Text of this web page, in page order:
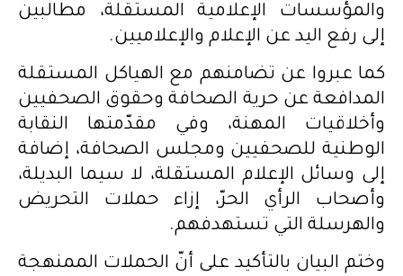
والمؤسسات الإعلامية المستقلة، مطالبين
إلى رفع اليد عن الإعلام والإعلاميين.
كما عبروا عن تضامنهم مع الهياكل المستقلة
المدافعة عن حرية الصحافة وحقوق الصحفيين
وأخلاقيات المهنة، وفي مقدّمتها النقابة
الوطنية للصحفيين ومجلس الصحافة، إضافة
إلى وسائل الإعلام المستقلة، لا سيما البديلة،
وأصحاب الرأي الحرّ، إزاء حملات التحريض
والهرسلة التي تستهدفهم.
وختم البيان بالتأكيد على أنّ الحملات الممنهجة